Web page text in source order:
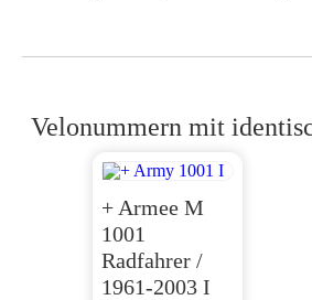
Velonummern mit
+ Armee M
1001
Radfahrer /
1961-2003 I